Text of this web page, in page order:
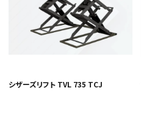
シザーズリフト TVL 735 TCJ